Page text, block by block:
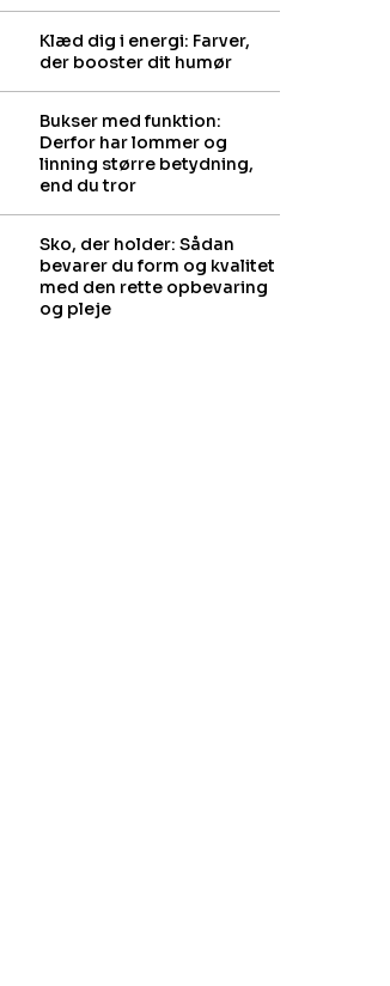
Klæd dig i energi: Farver,
der booster dit humør
Bukser med funktion:
Derfor har lommer og
linning større betydning,
end du tror
Sko, der holder: Sådan
bevarer du form og kvalitet
med den rette opbevaring
og pleje